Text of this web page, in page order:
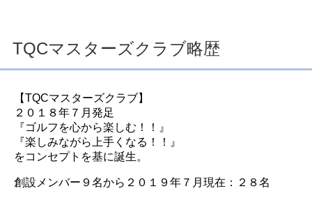
TQCマスターズクラブ略歴
【TQCマスターズクラブ】
２０１８年７月発足
『ゴルフを心から楽しむ！！』
『楽しみながら上手くなる！！』
をコンセプトを基に誕生。
創設メンバー９名から２０１９年７月現在：２８名